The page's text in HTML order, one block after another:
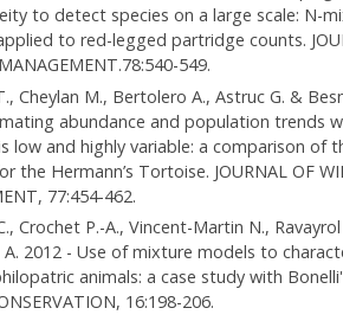
to detect species on a large scale: N-
to red-legged partridge counts.
549.
Cheylan M., Bertolero A., Astruc G. &
abundance and population trends
low and highly variable: a comparison of
the Hermann’s Tortoise. JOURNAL OF
77:454-462.
Crochet P.-A., Vincent-Martin N.,
2012 - Use of mixture models to
animals: a case study with
16:198-206.